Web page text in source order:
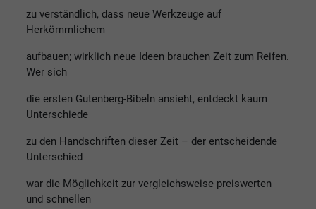
zu verständlich, dass neue Werkzeuge auf
Herkömmlichem
aufbauen; wirklich neue Ideen brauchen Zeit zum Reifen.
Wer sich
die ersten Gutenberg-Bibeln ansieht, entdeckt kaum
Unterschiede
zu den Handschriften dieser Zeit – der entscheidende
Unterschied
war die Möglichkeit zur vergleichsweise preiswerten
und schnellen